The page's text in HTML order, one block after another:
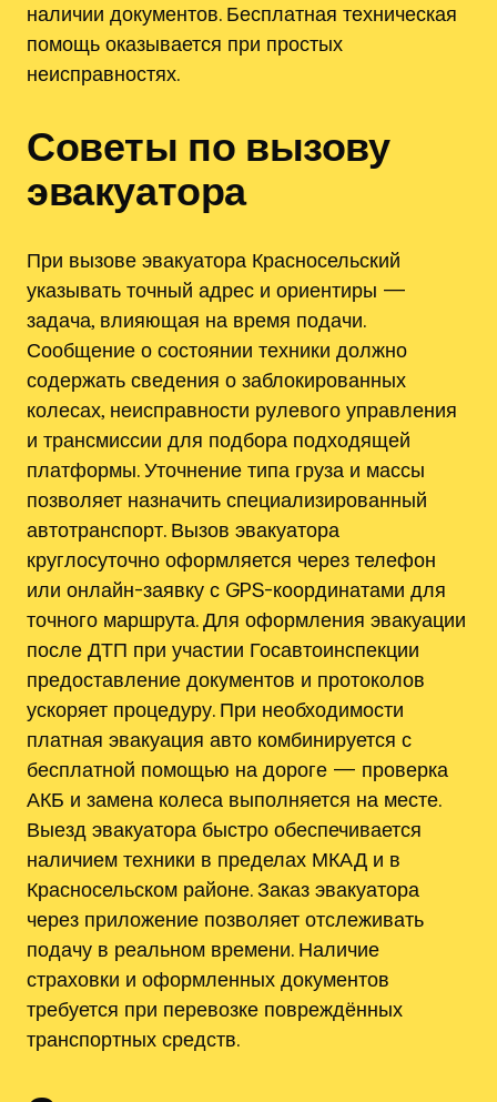
наличии документов. Бесплатная техническая
помощь оказывается при простых
неисправностях.
Советы по вызову
эвакуатора
При вызове эвакуатора Красносельский
указывать точный адрес и ориентиры —
задача, влияющая на время подачи.
Сообщение о состоянии техники должно
содержать сведения о заблокированных
колесах, неисправности рулевого управления
и трансмиссии для подбора подходящей
платформы. Уточнение типа груза и массы
позволяет назначить специализированный
автотранспорт. Вызов эвакуатора
круглосуточно оформляется через телефон
или онлайн-заявку с GPS-координатами для
точного маршрута. Для оформления эвакуации
после ДТП при участии Госавтоинспекции
предоставление документов и протоколов
ускоряет процедуру. При необходимости
платная эвакуация авто комбинируется с
бесплатной помощью на дороге — проверка
АКБ и замена колеса выполняется на месте.
Выезд эвакуатора быстро обеспечивается
наличием техники в пределах МКАД и в
Красносельском районе. Заказ эвакуатора
через приложение позволяет отслеживать
подачу в реальном времени. Наличие
страховки и оформленных документов
требуется при перевозке повреждённых
транспортных средств.